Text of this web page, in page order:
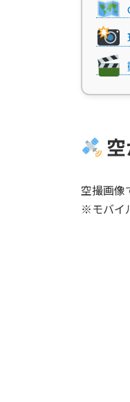
空撮画像
※モバイ